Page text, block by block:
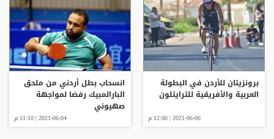
برونزيتان للأردن في البطولة
العربية والأفريقية للترايثلون
2021-06-06 | 12:00 م
انسحاب بطل أردني من ملحق
البارالمبيك رفضا لمواجهة
صهيوني
2021-06-04 | 11:10 م